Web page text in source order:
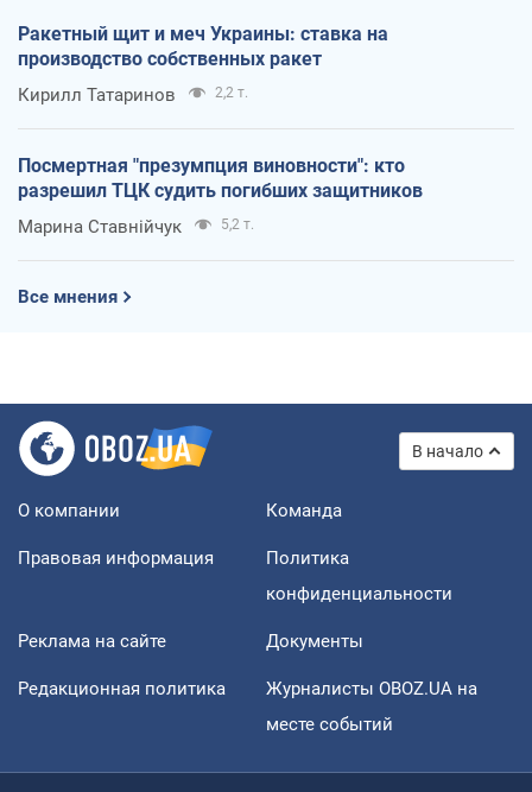
Ракетный щит и меч Украины: ставка на
производство собственных ракет
Кирилл Татаринов 2,2 т.
Посмертная "презумпция виновности": кто
разрешил ТЦК судить погибших защитников
Марина Ставнійчук 5,2 т.
Все мнения
В начало
О компании Команда
Правовая информация
Политика
конфиденциальности
Реклама на сайте Документы
Редакционная политика
Журналисты OBOZ.UA на
месте событий